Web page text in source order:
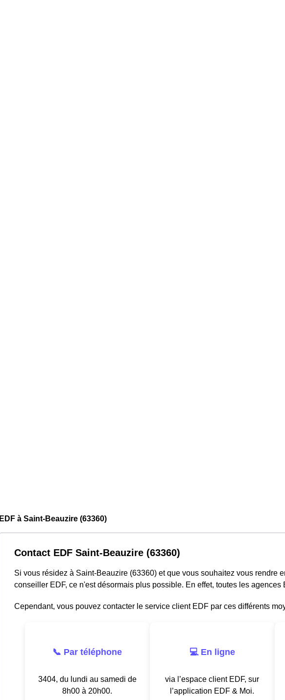
EDF à Saint-Beauzire (63360)
Contact EDF Saint-Beauzire (63360)
Si vous résidez à Saint-Beauzire (63360) et que vous souhaitez vous rendre
conseiller EDF, ce n'est désormais plus possible. En effet, toutes les agences
Cependant, vous pouvez contacter le service client EDF par ces différents
📞 Par téléphone
3404, du lundi au samedi de
8h00 à 20h00.
💻 En ligne
via l’espace client EDF, sur
l’application EDF & Moi.